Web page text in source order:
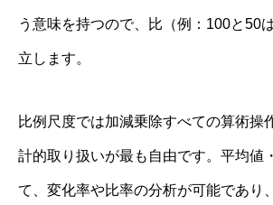
う意味を持つので、比（例：100と50
立します。
比例尺度では加減乗除すべての算術操
計的取り扱いが最も自由です。平均値
て、変化率や比率の分析が可能であり